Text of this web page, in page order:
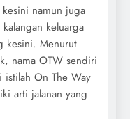
namun juga
keluarga
kesini. Menurut
nama OTW sendiri
On The Way
arti jalanan yang